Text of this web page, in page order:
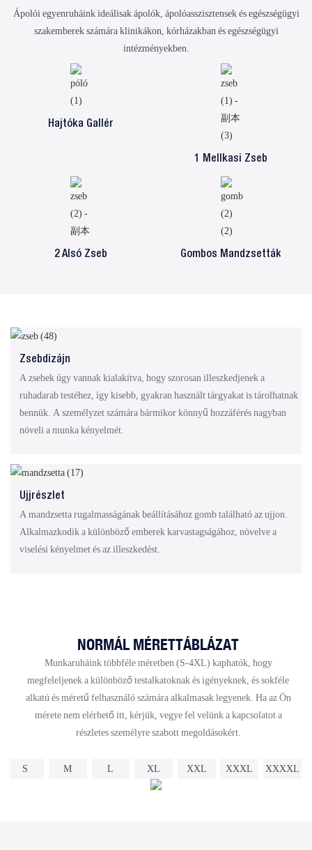
Ápolói egyenruháink ideálisak ápolók, ápolóasszisztensek és egészségügyi
szakemberek számára klinikákon, kórházakban és egészségügyi
intézményekben.
Hajtóka Gallér
1 Mellkasi Zseb
2 Alsó Zseb Gombos Mandzsetták
Zsebdizájn
A zsebek úgy vannak kialakítva, hogy szorosan illeszkedjenek a
ruhadarab testéhez, így kisebb, gyakran használt tárgyakat is tárolhatnak
bennük. A személyzet számára bármikor könnyű hozzáférés nagyban
növeli a munka kényelmét.
Ujjrészlet
A mandzsetta rugalmasságának beállításához gomb található az ujjon.
Alkalmazkodik a különböző emberek karvastagságához, növelve a
viselési kényelmet és az illeszkedést.
NORMÁL MÉRETTÁBLÁZAT
Munkaruháink többféle méretben (S-4XL) kaphatók, hogy
megfeleljenek a különböző testalkatoknak és igényeknek, és sokféle
alkatú és méretű felhasználó számára alkalmasak legyenek. Ha az Ön
mérete nem elérhető itt, kérjük, vegye fel velünk a kapcsolatot a
részletes személyre szabott megoldásokért.
S M L XL XXL XXXL XXXXL